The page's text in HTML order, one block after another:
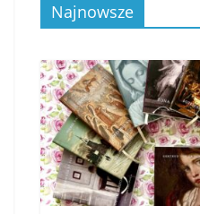
Najnowsze